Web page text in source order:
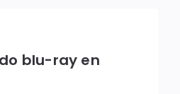
blu-ray en